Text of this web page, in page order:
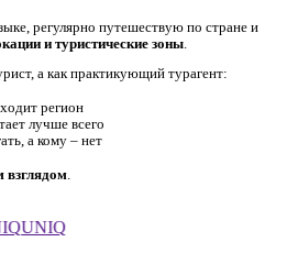
регулярно путешествую по стране и
и туристические зоны
а как практикующий турагент:
регион
лучше всего
а кому – нет
взглядом.
UNIQ